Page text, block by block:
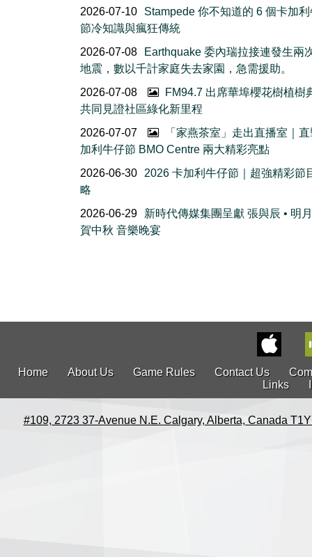
2026-07-10
Stampede 你不知道的 6 個卡加
節冷知識與瘋狂傳統
2026-07-08
Earthquake 委內瑞拉接連發生兩
地震，數以千計家庭失去家園，急需援助。
2026-07-08
FM94.7 出席華埠櫻花樹植
共同見證社區綠化新里程
2026-07-07
「家燕茶室」走出直播室｜
加利牛仔節 BMO Centre 兩大精彩亮點
2026-06-30
2026 卡加利牛仔節｜超強精彩節
略
2026-06-29
新時代傳媒集團呈獻 張與辰 • 明
賀中秋 音樂晚宴
Home About Us Game Rules Contact Us
Links
#109, 2723 37-Avenue N.E. Calgary, Alberta, Canada